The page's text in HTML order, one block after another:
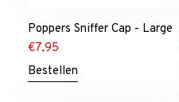
Poppers Sniffer Cap - Large
€7,95
Bestellen